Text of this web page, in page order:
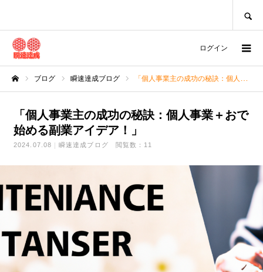
ログイン
ブログ 瞬速達成ブログ 「個人事業主の成功の秘訣：個人事業＋おで始める副業アイデア！」
「個人事業主の成功の秘訣：個人事業＋おで
始める副業アイデア！」
2024.07.08 瞬速達成ブログ 閲覧数：11